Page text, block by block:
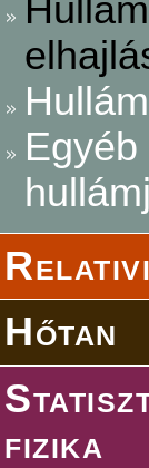
Egyéb
Hőtan
fizika